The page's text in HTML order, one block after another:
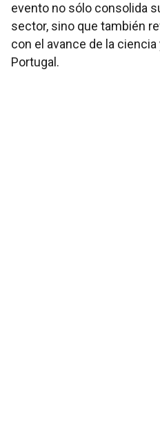
evento no sólo consolida
sector, sino que también
con el avance de la
Portugal.